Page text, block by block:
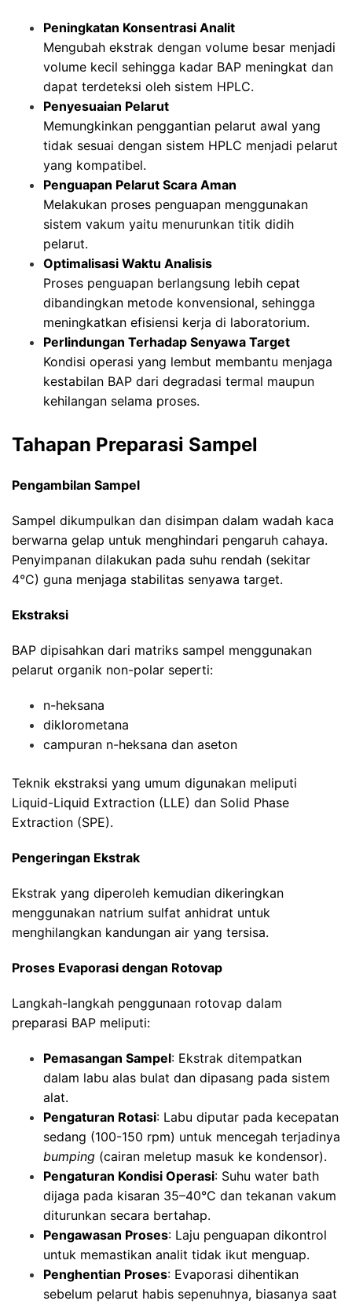
Peningkatan Konsentrasi Analit
Mengubah ekstrak dengan volume besar menjadi
volume kecil sehingga kadar BAP meningkat dan
dapat terdeteksi oleh sistem HPLC.
Penyesuaian Pelarut
Memungkinkan penggantian pelarut awal yang
tidak sesuai dengan sistem HPLC menjadi pelarut
yang kompatibel.
Penguapan Pelarut Scara Aman
Melakukan proses penguapan menggunakan
sistem vakum yaitu menurunkan titik didih
pelarut.
Optimalisasi Waktu Analisis
Proses penguapan berlangsung lebih cepat
dibandingkan metode konvensional, sehingga
meningkatkan efisiensi kerja di laboratorium.
Perlindungan Terhadap Senyawa Target
Kondisi operasi yang lembut membantu menjaga
kestabilan BAP dari degradasi termal maupun
kehilangan selama proses.
Tahapan Preparasi Sampel
Pengambilan Sampel
Sampel dikumpulkan dan disimpan dalam wadah kaca
berwarna gelap untuk menghindari pengaruh cahaya.
Penyimpanan dilakukan pada suhu rendah (sekitar
4°C) guna menjaga stabilitas senyawa target.
Ekstraksi
BAP dipisahkan dari matriks sampel menggunakan
pelarut organik non-polar seperti:
n-heksana
diklorometana
campuran n-heksana dan aseton
Teknik ekstraksi yang umum digunakan meliputi
Liquid-Liquid Extraction (LLE) dan Solid Phase
Extraction (SPE).
Pengeringan Ekstrak
Ekstrak yang diperoleh kemudian dikeringkan
menggunakan natrium sulfat anhidrat untuk
menghilangkan kandungan air yang tersisa.
Proses Evaporasi dengan Rotovap
Langkah-langkah penggunaan rotovap dalam
preparasi BAP meliputi:
Pemasangan Sampel: Ekstrak ditempatkan
dalam labu alas bulat dan dipasang pada sistem
alat.
Pengaturan Rotasi: Labu diputar pada kecepatan
sedang (100-150 rpm) untuk mencegah terjadinya
bumping (cairan meletup masuk ke kondensor).
Pengaturan Kondisi Operasi: Suhu water bath
dijaga pada kisaran 35–40°C dan tekanan vakum
diturunkan secara bertahap.
Pengawasan Proses: Laju penguapan dikontrol
untuk memastikan analit tidak ikut menguap.
Penghentian Proses: Evaporasi dihentikan
sebelum pelarut habis sepenuhnya, biasanya saat